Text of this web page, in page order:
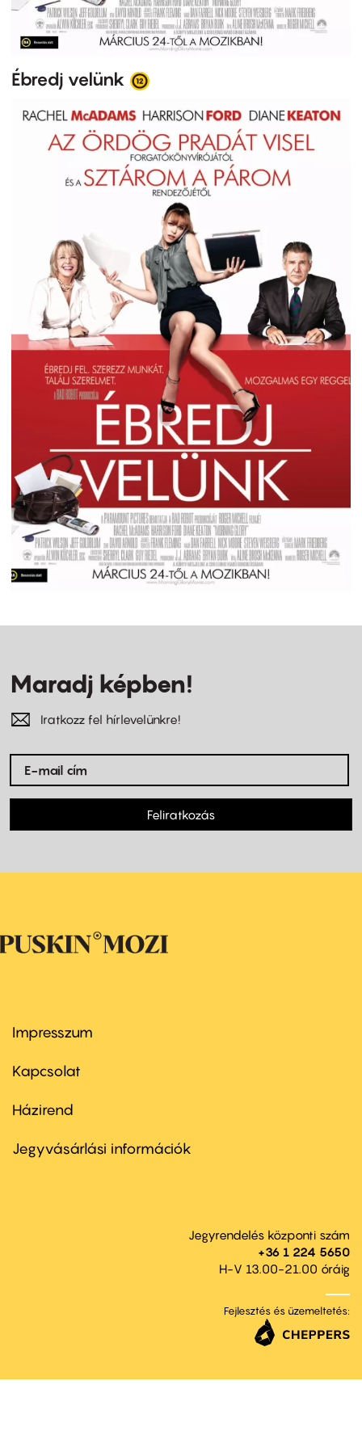
Ébredj velünk
Maradj képben!
Iratkozz fel hírlevelünkre!
Feliratkozás
Footer
first
Impresszum
Kapcsolat
Footer
second
Házirend
Jegyvásárlási információk
Jegyrendelés központi szám
+36 1 224 5650
H-V 13.00-21.00 óráig
Fejlesztés és üzemeltetés: